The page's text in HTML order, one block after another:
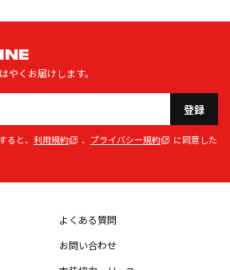
やくお届けします。
登録
と、 利用規約 、 プライバシー規約
に同意した
よくある質問
お問い合わせ